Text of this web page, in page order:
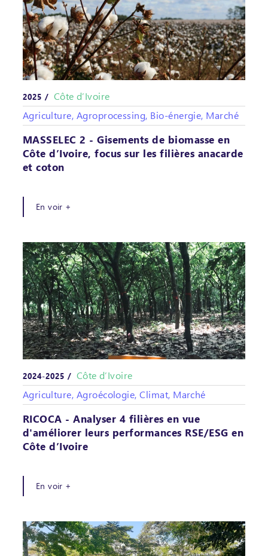
2025 / Côte d’Ivoire
Agriculture, Agroprocessing, Bio-énergie, Marché
MASSELEC 2 - Gisements de biomasse en
Côte d’Ivoire, focus sur les filières anacarde
et coton
En voir +
2024-2025 / Côte d’Ivoire
Agriculture, Agroécologie, Climat, Marché
RICOCA - Analyser 4 filières en vue
d'améliorer leurs performances RSE/ESG en
Côte d’Ivoire
En voir +